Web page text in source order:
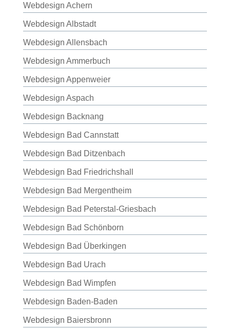
Webdesign Achern
Webdesign Albstadt
Webdesign Allensbach
Webdesign Ammerbuch
Webdesign Appenweier
Webdesign Aspach
Webdesign Backnang
Webdesign Bad Cannstatt
Webdesign Bad Ditzenbach
Webdesign Bad Friedrichshall
Webdesign Bad Mergentheim
Webdesign Bad Peterstal-Griesbach
Webdesign Bad Schönborn
Webdesign Bad Überkingen
Webdesign Bad Urach
Webdesign Bad Wimpfen
Webdesign Baden-Baden
Webdesign Baiersbronn